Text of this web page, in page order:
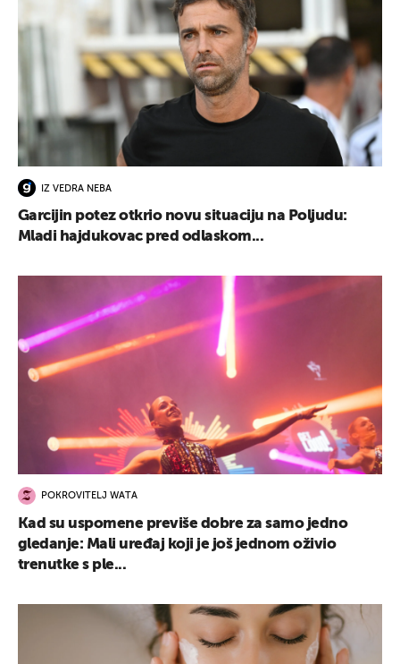
IZ VEDRA NEBA
Garcijin potez otkrio novu situaciju na Poljudu:
Mladi hajdukovac pred odlaskom...
POKROVITELJ WATA
Kad su uspomene previše dobre za samo jedno
gledanje: Mali uređaj koji je još jednom oživio
trenutke s ple...